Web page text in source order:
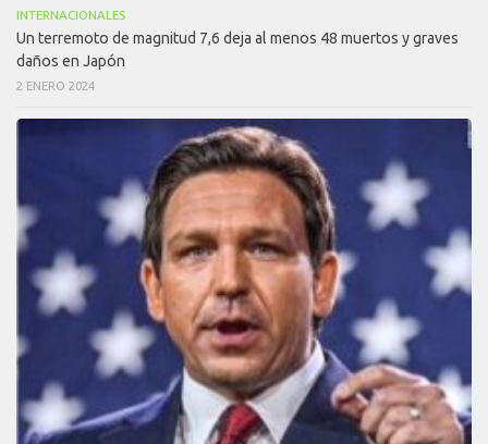
INTERNACIONALES
Un terremoto de magnitud 7,6 deja al menos 48 muertos y graves
daños en Japón
2 ENERO 2024